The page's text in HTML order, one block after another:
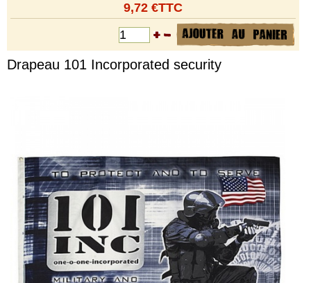
9,72 €TTC
Drapeau 101 Incorporated security